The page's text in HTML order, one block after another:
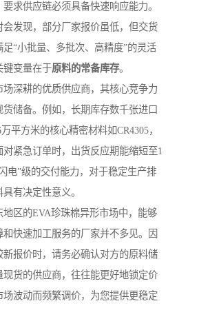
求供应链必须具备快速响应能力。
会发现，部分厂家报价虽低，但交货
“小批量、多批次、高精度”的灵活
键变量在于原料的常备库存。
场深耕的优质供应商，其核心竞争力
货储备。例如，长期库存数千张进口
平方米的核心精密材料如CR4305，
紧急订单时，出货反应期能缩短至1
电”级的交付能力，对于稳定生产排
有决定性意义。
区的EVA珍珠棉异形市场中，能够
快速加工服务的厂家并不多见。因
新报价时，请务必确认对方的原料储
现货的供应商，往往能更好地锁定价
场波动而频繁调价，为您提供更稳定